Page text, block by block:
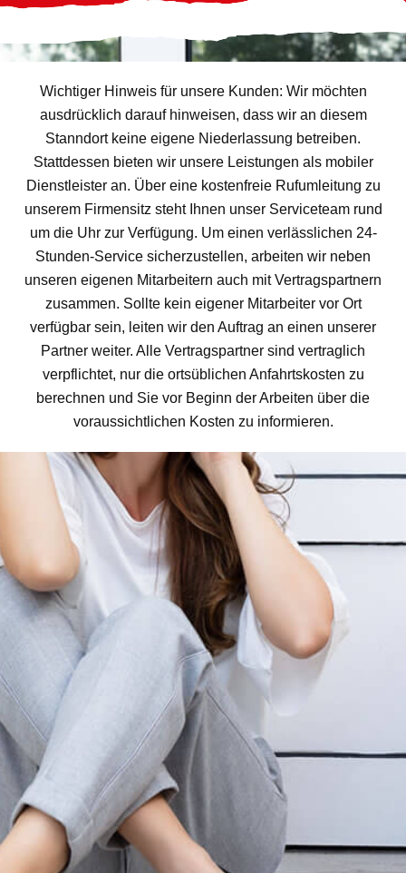
Wichtiger Hinweis für unsere Kunden: Wir möchten
ausdrücklich darauf hinweisen, dass wir an diesem
Stanndort keine eigene Niederlassung betreiben.
Stattdessen bieten wir unsere Leistungen als mobiler
Dienstleister an. Über eine kostenfreie Rufumleitung zu
unserem Firmensitz steht Ihnen unser Serviceteam rund
um die Uhr zur Verfügung. Um einen verlässlichen 24-
Stunden-Service sicherzustellen, arbeiten wir neben
unseren eigenen Mitarbeitern auch mit Vertragspartnern
zusammen. Sollte kein eigener Mitarbeiter vor Ort
verfügbar sein, leiten wir den Auftrag an einen unserer
Partner weiter. Alle Vertragspartner sind vertraglich
verpflichtet, nur die ortsüblichen Anfahrtskosten zu
berechnen und Sie vor Beginn der Arbeiten über die
voraussichtlichen Kosten zu informieren.